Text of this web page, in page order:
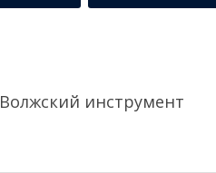
Волжский инструмент